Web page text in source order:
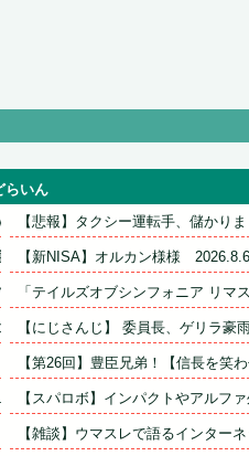
らいん
【悲報】タクシー運転手、儲かり
【新NISA】オルカン様様　
「テイルズオブシンフォニア リマ
【にじさんじ】 委員長、ゲリラ豪
【第26回】豊臣兄弟！【信長を笑わ
【スパロボ】インパクトやアルフ
【雑談】ウマスレで語るインター